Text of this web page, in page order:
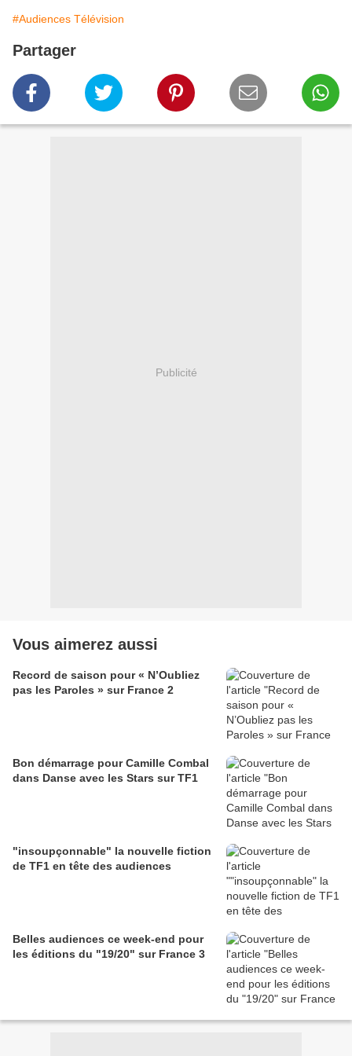
#Audiences Télévision
Partager
Publicité
Vous aimerez aussi
Record de saison pour « N’Oubliez
pas les Paroles » sur France 2
Bon démarrage pour Camille Combal
dans Danse avec les Stars sur TF1
"insoupçonnable" la nouvelle fiction
de TF1 en tête des audiences
Belles audiences ce week-end pour
les éditions du "19/20" sur France 3